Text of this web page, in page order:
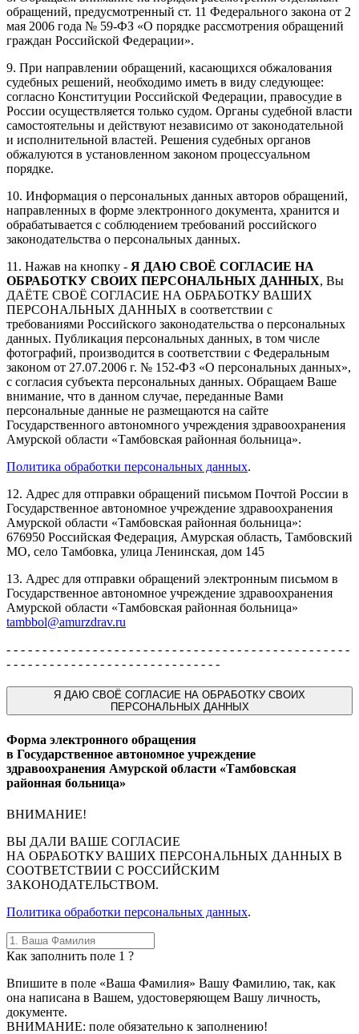
обращений, предусмотренный ст. 11 Федерального закона от 2
мая 2006 года № 59-ФЗ «О порядке рассмотрения обращений
граждан Российской Федерации».
9. При направлении обращений, касающихся обжалования
судебных решений, необходимо иметь в виду следующее:
согласно Конституции Российской Федерации, правосудие в
России осуществляется только судом. Органы судебной власти
самостоятельны и действуют независимо от законодательной
и исполнительной властей. Решения судебных органов
обжалуются в установленном законом процессуальном
порядке.
10. Информация о персональных данных авторов обращений,
направленных в форме электронного документа, хранится и
обрабатывается с соблюдением требований российского
законодательства о персональных данных.
11. Нажав на кнопку - Я ДАЮ СВОЁ СОГЛАСИЕ НА
ОБРАБОТКУ СВОИХ ПЕРСОНАЛЬНЫХ ДАННЫХ, Вы
ДАЁТЕ СВОЁ СОГЛАСИЕ НА ОБРАБОТКУ ВАШИХ
ПЕРСОНАЛЬНЫХ ДАННЫХ в соответствии с
требованиями Российского законодательства о персональных
данных. Публикация персональных данных, в том числе
фотографий, производится в соответствии с Федеральным
законом от 27.07.2006 г. № 152-ФЗ «О персональных данных»,
с согласия субъекта персональных данных. Обращаем Ваше
внимание, что в данном случае, переданные Вами
персональные данные не размещаются на сайте
Государственного автономного учреждения здравоохранения
Амурской области «Тамбовская районная больница».
Политика обработки персональных данных.
12. Адрес для отправки обращений письмом Почтой России в
Государственное автономное учреждение здравоохранения
Амурской области «Тамбовская районная больница»:
676950 Российская Федерация, Амурская область, Тамбовский
МО, село Тамбовка, улица Ленинская, дом 145
13. Адрес для отправки обращений электронным письмом в
Государственное автономное учреждение здравоохранения
Амурской области «Тамбовская районная больница»
tambbol@amurzdrav.ru
- - - - - - - - - - - - - - - - - - - - - - - - - - - - - - - - - - - - - - - - - - - - - - - -
- - - - - - - - - - - - - - - - - - - - - - - - - - - - - -
Я ДАЮ СВОЁ СОГЛАСИЕ НА ОБРАБОТКУ СВОИХ
ПЕРСОНАЛЬНЫХ ДАННЫХ
Форма электронного обращения
в Государственное автономное учреждение
здравоохранения Амурской области «Тамбовская
районная больница»
ВНИМАНИЕ!
ВЫ ДАЛИ ВАШЕ СОГЛАСИЕ
НА ОБРАБОТКУ ВАШИХ ПЕРСОНАЛЬНЫХ ДАННЫХ В
СООТВЕТСТВИИ С РОССИЙСКИМ
ЗАКОНОДАТЕЛЬСТВОМ.
Политика обработки персональных данных.
Как заполнить поле 1 ?
Впишите в поле «Ваша Фамилия» Вашу Фамилию, так, как
она написана в Вашем, удостоверяющем Вашу личность,
документе.
ВНИМАНИЕ: поле обязательно к заполнению!